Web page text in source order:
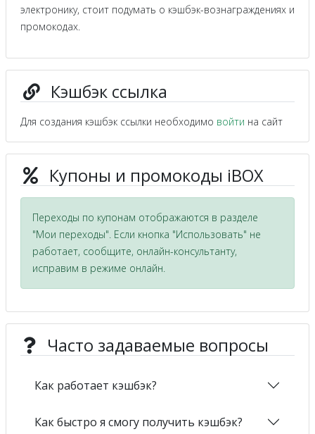
электронику, стоит подумать о кэшбэк-вознаграждениях и
промокодах.
Кэшбэк ссылка
Для создания кэшбэк ссылки необходимо войти на сайт
Купоны и промокоды iBOX
Переходы по купонам отображаются в разделе
"Мои переходы". Если кнопка "Использовать" не
работает, сообщите, онлайн-консультанту,
исправим в режиме онлайн.
Часто задаваемые вопросы
Как работает кэшбэк?
Как быстро я смогу получить кэшбэк?